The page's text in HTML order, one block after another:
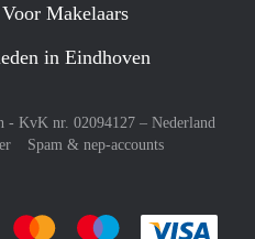
Voor Makelaars
in Eindhoven
- KvK nr. 02094127 – Nederland
Spam & nep-accounts
Je rekent gemakkelijk af met Paypal
Je rekent gemakkelijk af met
Je rekent